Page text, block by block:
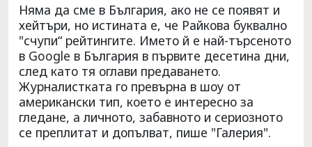
Няма да сме в България, ако не се появят и
хейтъри, но истината е, че Райкова буквално
"счупи“ рейтингите. Името й е най-търсеното
в Google в България в първите десетина дни,
след като тя оглави предаването.
Журналистката го превърна в шоу от
американски тип, което е интересно за
гледане, а личното, забавното и сериозното
се преплитат и допълват, пише "Галерия".